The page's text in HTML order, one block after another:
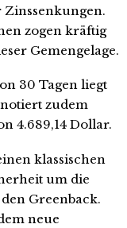
zogen kräftig
Gemengelage.
30 Tagen liegt
zudem
4.689,14 Dollar.
klassischen
um die
Greenback.
neue